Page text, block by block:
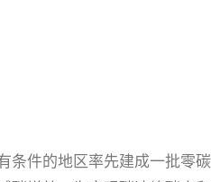
条件的地区率先建成一批零